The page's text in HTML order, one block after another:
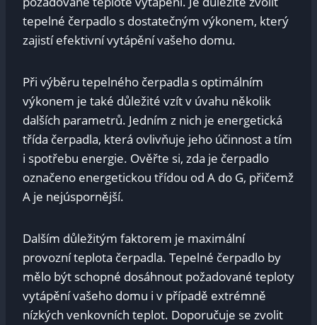
tepelné čerpadlo s dostatečným výkonem, který
zajistí efektivní vytápění vašeho domu.
Při výběru tepelného čerpadla s optimálním
výkonem je také důležité vzít v úvahu několik
dalších parametrů. Jedním z nich je energetická
třída čerpadla, která ovlivňuje jeho účinnost a tím
i spotřebu energie. Ověřte si, zda je čerpadlo
označeno energetickou třídou od A do G, přičemž
A je nejúspornější.
Dalším důležitým faktorem je maximální
provozní teplota čerpadla. Tepelné čerpadlo by
mělo být schopné dosáhnout požadované teploty
vytápění vašeho domu i v případě extrémně
nízkých venkovních teplot. Doporučuje se zvolit